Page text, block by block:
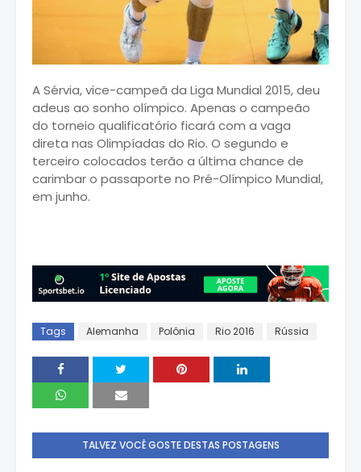
A Sérvia, vice-campeã da Liga Mundial 2015, deu
adeus ao sonho olímpico. Apenas o campeão
do torneio qualificatório ficará com a vaga
direta nas Olimpíadas do Rio. O segundo e
terceiro colocados terão a última chance de
carimbar o passaporte no Pré-Olímpico Mundial,
em junho.
Tags Alemanha Polônia Rio 2016 Rússia
TALVEZ VOCÊ GOSTE DESTAS POSTAGENS